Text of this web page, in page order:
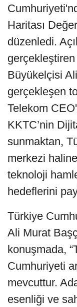
Haritası
düzenledi.
Büyükelçisi
gerçekleşen
Telekom
KKTC’nin
sunmaktan,
merkezi
teknoloji
hedeflerini
Türkiye
Ali Murat
konuşmada,
Cumhuriyeti
mevcuttur.
esenliği ve